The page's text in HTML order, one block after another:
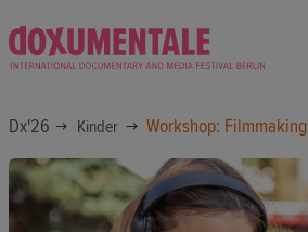
Dx'26 Kinder Workshop: Filmmaking